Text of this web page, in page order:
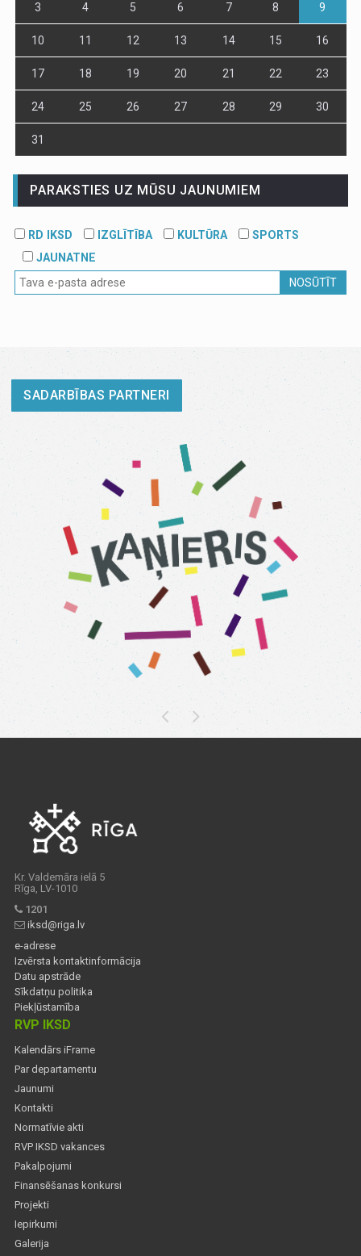
3 4 5 6 7 8 9
10 11 12 13 14 15 16
17 18 19 20 21 22 23
24 25 26 27 28 29 30
31
PARAKSTIES UZ MŪSU JAUNUMIEM
RD IKSD IZGLĪTĪBA KULTŪRA
SPORTS
JAUNATNE
NOSŪTĪT
SADARBĪBAS PARTNERI
Kr. Valdemāra ielā 5
Rīga, LV-1010
1201
iksd@riga.lv
e-adrese
Izvērsta kontaktinformācija
Datu apstrāde
Sīkdatņu politika
Piekļūstamība
RVP IKSD
Kalendārs iFrame
Par departamentu
Jaunumi
Kontakti
Normatīvie akti
RVP IKSD vakances
Pakalpojumi
Finansēšanas konkursi
Projekti
Iepirkumi
Galerija